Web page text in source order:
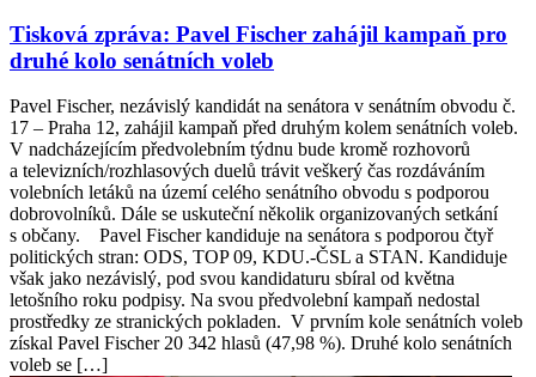
Tisková zpráva: Pavel Fischer zahájil kampaň pro
druhé kolo senátních voleb
Pavel Fischer, nezávislý kandidát na senátora v senátním obvodu č.
17 – Praha 12, zahájil kampaň před druhým kolem senátních voleb.
V nadcházejícím předvolebním týdnu bude kromě rozhovorů
a televizních/rozhlasových duelů trávit veškerý čas rozdáváním
volebních letáků na území celého senátního obvodu s podporou
dobrovolníků. Dále se uskuteční několik organizovaných setkání
s občany. Pavel Fischer kandiduje na senátora s podporou čtyř
politických stran: ODS, TOP 09, KDU.-ČSL a STAN. Kandiduje
však jako nezávislý, pod svou kandidaturu sbíral od května
letošního roku podpisy. Na svou předvolební kampaň nedostal
prostředky ze stranických pokladen. V prvním kole senátních voleb
získal Pavel Fischer 20 342 hlasů (47,98 %). Druhé kolo senátních
voleb se […]